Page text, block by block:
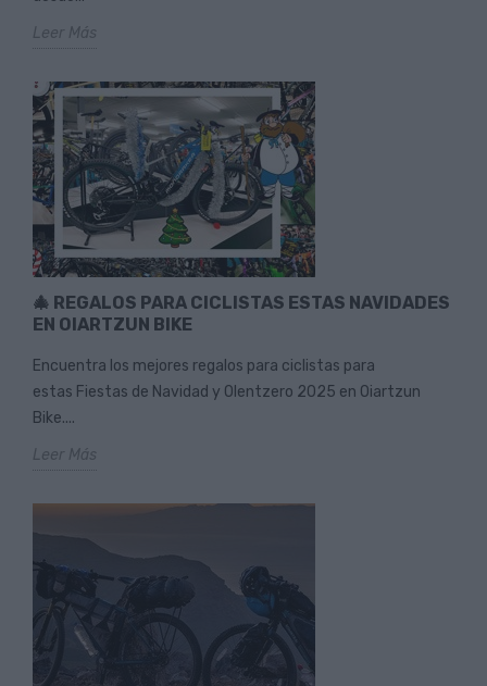
Leer Más
🎄 REGALOS PARA CICLISTAS ESTAS NAVIDADES
EN OIARTZUN BIKE
Encuentra los mejores regalos para ciclistas para
estas Fiestas de Navidad y Olentzero 2025 en Oiartzun
Bike....
Leer Más